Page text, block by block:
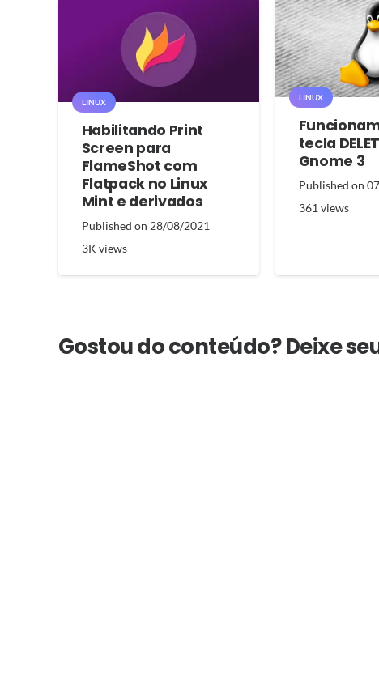
LINUX
Habilitando Print
Screen para
FlameShot com
Flatpack no Linux
Mint e derivados
Published on 28/08/2021
3K views
LINUX
tecla
Gnome 3
Published on
361 views
Gostou do conteúdo? Deixe